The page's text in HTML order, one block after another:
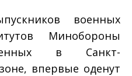
военных
Минобороны
в Санкт-
впервые оденут